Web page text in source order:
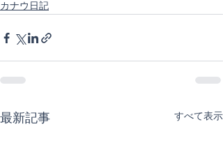
カナウ日記
最新記事 すべて表示